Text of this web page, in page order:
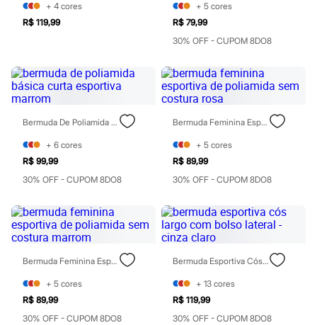
Casacos e Jaquetas
Jeans
Infantil
Em alta
Arrumadinho para os meninos
Romântico para as meninas
Inverno
Novidades
Roupas menina
0 a 24 meses
1 a 5 anos
10 a 16 anos
Roupas menino
0 a 24 meses
1 a 5 anos
10 a 16 anos
Acessórios
Recém-nascido
Bolsas e Mochilas
Chapéus
+ 4 cores
R$ 119,99
+ 5 cores
R$ 79,99
30% OFF - CUPOM 8DO8
Bermuda De Poliamida Básica Curta Esportiva Marrom
+ 6 cores
R$ 99,99
30% OFF - CUPOM 8DO8
Bermuda Feminina Esportiva De Poliamida Sem Costura Rosa
+ 5 cores
R$ 89,99
30% OFF - CUPOM 8DO8
Bermuda Feminina Esportiva De Poliamida Sem Costura Marrom
+ 5 cores
R$ 89,99
30% OFF - CUPOM 8DO8
Bermuda Esportiva Cós Largo Com Bolso Lateral - Cinza Claro
+ 13 cores
R$ 119,99
30% OFF - CUPOM 8DO8